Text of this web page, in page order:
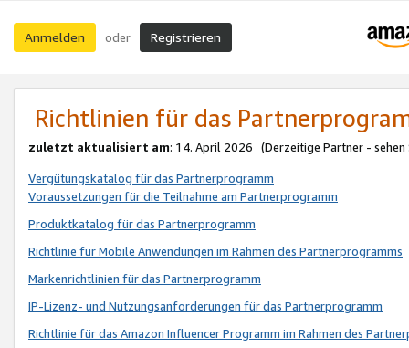
Anmelden oder Registrieren
Richtlinien für das
zuletzt aktualisiert am: 14. April 2026 (Derzeitige Partner - sehen
Vergütungskatalog für das Partnerprogramm
Voraussetzungen für die Teilnahme am Partnerprogramm
Produktkatalog für das Partnerprogramm
Richtlinie für Mobile Anwendungen im Rahmen des Partnerprogramms
Markenrichtlinien für das Partnerprogramm
IP-Lizenz- und Nutzungsanforderungen für das Partnerprogramm
Richtlinie für das Amazon Influencer Programm im Rahmen des